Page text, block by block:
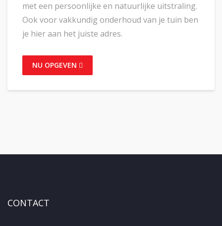
met een persoonlijke en natuurlijke uitstraling.
Ook voor vakkundig onderhoud van je tuin ben
je hier aan het juiste adres.
NU OPGEVEN
CONTACT